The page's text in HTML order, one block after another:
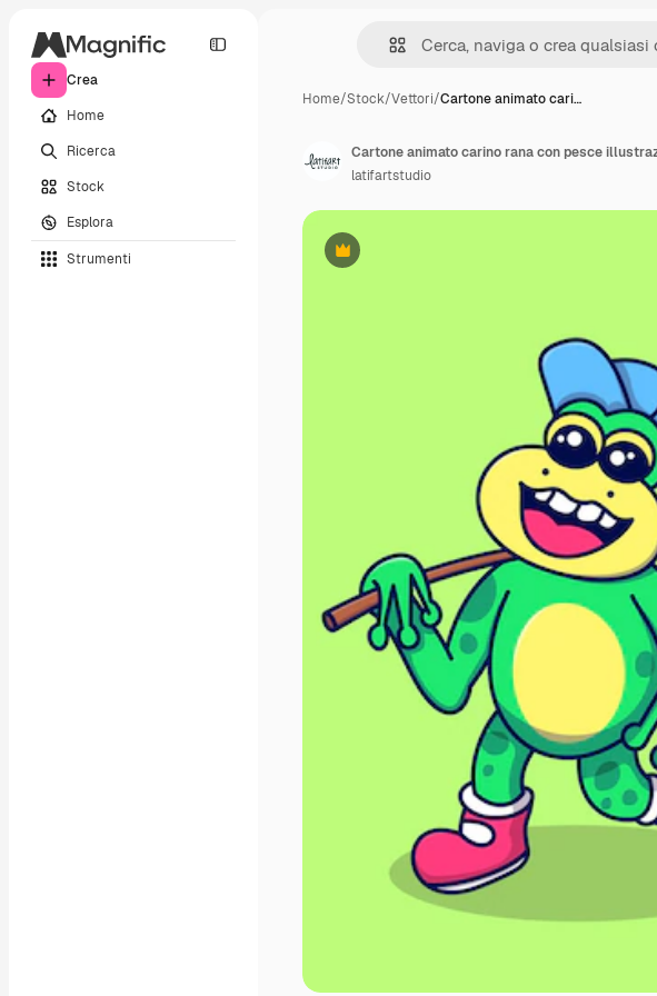
Crea
Home
Ricerca
Stock
Esplora
Strumenti
Home/Stock/Vettori/Cartone animato cari…
Premium
latifartstudio